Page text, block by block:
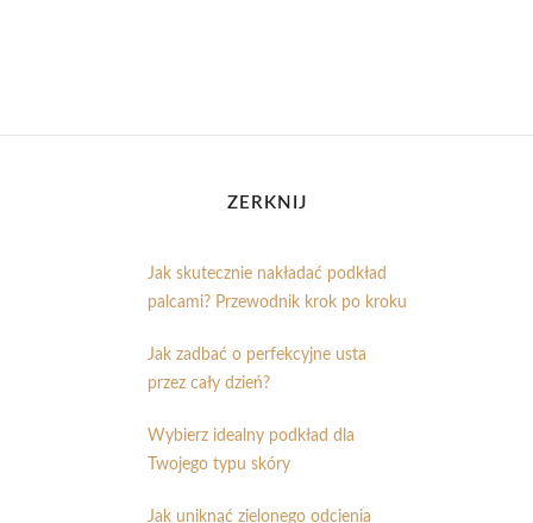
ZERKNIJ
Jak skutecznie nakładać podkład
palcami? Przewodnik krok po kroku
Jak zadbać o perfekcyjne usta
przez cały dzień?
Wybierz idealny podkład dla
Twojego typu skóry
Jak uniknąć zielonego odcienia